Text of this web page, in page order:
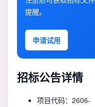
提醒。
申请试用
招标公告详情
项目代码： 2606-